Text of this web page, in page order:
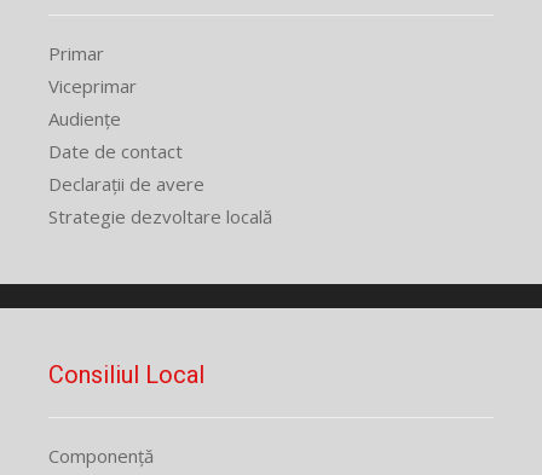
Primar
Viceprimar
Audiențe
Date de contact
Declarații de avere
Strategie dezvoltare locală
Consiliul Local
Componență